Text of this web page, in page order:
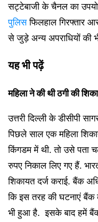
सट्टेबाजी के चैनल का
पुलिसफिलहाल गिरफ्तार
से जुड़े अन्य अपराधियों की
यह भी पढ़ें
महिला ने की थी ठगी की
उत्तरी दिल्ली के डीसीपी
पिछले साल एक महिला
किंगडम में थी. तो उसे पता
रुपए निकाल लिए गए हैं.
शिकायत दर्ज कराई. बैंक
कि इस तरह की घटनाएं बैंक
भी हुआ है. इसके बाद हमें